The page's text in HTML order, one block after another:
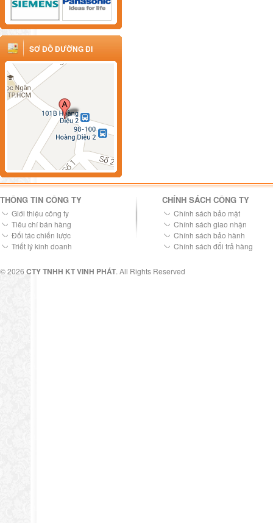
SƠ ĐỒ ĐƯỜNG ĐI
THÔNG TIN CÔNG TY
Giới thiệu công ty
Tiêu chí bán hàng
Đối tác chiến lược
Triết lý kinh doanh
CHÍNH SÁCH CÔNG TY
Chính sách bảo mật
Chính sách giao nhận
Chính sách bảo hành
Chính sách đổi trả hàng
© 2026 CTY TNHH KT VINH PHÁT. All Rights Reserved